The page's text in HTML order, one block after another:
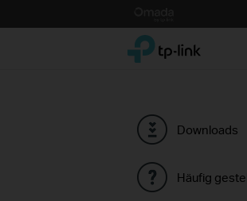
to
TP-Link, Reliably Smart
Downloads
Häufig